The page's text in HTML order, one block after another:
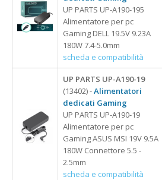
UP PARTS UP-A190-195
Alimentatore per pc
Gaming DELL 19.5V 9.23A
180W 7.4-5.0mm
scheda e compatibilità
UP PARTS UP-A190-19
(13402) -Alimentatori
dedicati Gaming
UP PARTS UP-A190-19
Alimentatore per pc
Gaming ASUS MSI 19V 9.5A
180W Connettore 5.5 -
2.5mm
scheda e compatibilità